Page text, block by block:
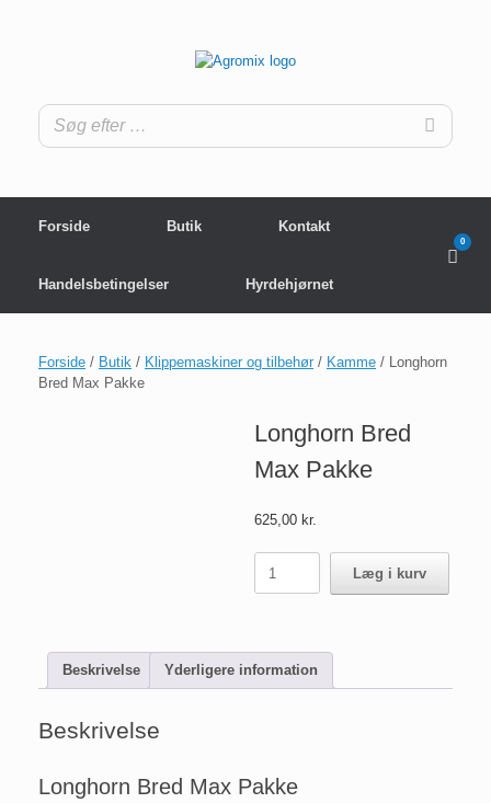
Forside Butik Kontakt
Handelsbetingelser Hyrdehjørnet
View
0
Forside / Butik / Klippemaskiner og tilbehør / Kamme / Longhorn
Bred Max Pakke
Longhorn Bred
Max Pakke
625,00 kr.
Bred
Læg i kurv
Beskrivelse Yderligere information
Beskrivelse
Longhorn Bred Max Pakke